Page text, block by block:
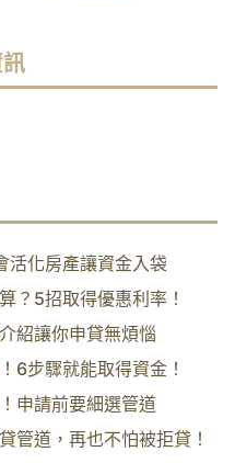
活化房產讓資金入袋
？5招取得優惠利率！
紹讓你申貸無煩惱
6步驟就能取得資金！
申請前要細選管道
管道，再也不怕被拒貸！